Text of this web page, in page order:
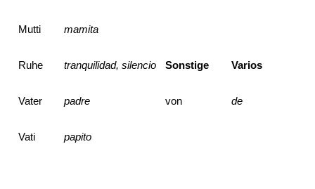
Mutti mamita
Ruhe tranquilidad, silencio Sonstige Varios
Vater padre von de
Vati papito